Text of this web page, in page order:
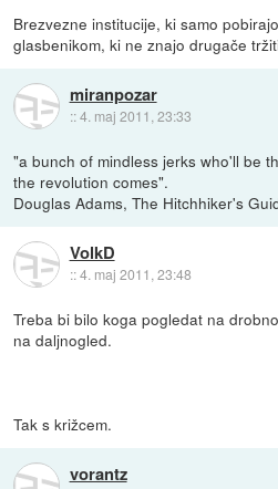
Brezvezne institucije, ki samo
glasbenikom, ki ne znajo drugače
miranpozar
::4. maj 2011, 23:33
"a bunch of mindless jerks who'll be
the revolution comes".
Douglas Adams, The Hitchhiker's
VolkD
::4. maj 2011, 23:48
Treba bi bilo koga pogledat na
na daljnogled.
Tak s križcem.
vorantz